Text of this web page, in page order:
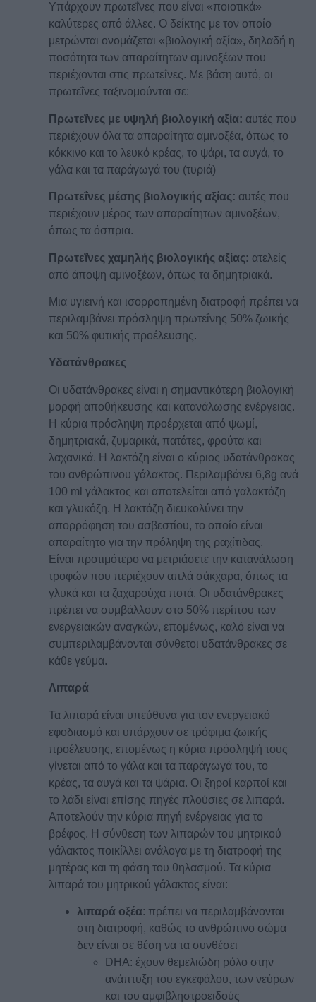
Υπάρχουν πρωτεΐνες που είναι «ποιοτικά»
καλύτερες από άλλες. Ο δείκτης με τον οποίο
μετρώνται ονομάζεται «βιολογική αξία», δηλαδή η
ποσότητα των απαραίτητων αμινοξέων που
περιέχονται στις πρωτεΐνες. Με βάση αυτό, οι
πρωτεΐνες ταξινομούνται σε:
Πρωτεΐνες με υψηλή βιολογική αξία: αυτές που
περιέχουν όλα τα απαραίτητα αμινοξέα, όπως το
κόκκινο και το λευκό κρέας, το ψάρι, τα αυγά, το
γάλα και τα παράγωγά του (τυριά)
Πρωτεΐνες μέσης βιολογικής αξίας: αυτές που
περιέχουν μέρος των απαραίτητων αμινοξέων,
όπως τα όσπρια.
Πρωτεΐνες χαμηλής βιολογικής αξίας: ατελείς
από άποψη αμινοξέων, όπως τα δημητριακά.
Μια υγιεινή και ισορροπημένη διατροφή πρέπει να
περιλαμβάνει πρόσληψη πρωτεΐνης 50% ζωικής
και 50% φυτικής προέλευσης.
Υδατάνθρακες
Οι υδατάνθρακες είναι η σημαντικότερη βιολογική
μορφή αποθήκευσης και κατανάλωσης ενέργειας.
Η κύρια πρόσληψη προέρχεται από ψωμί,
δημητριακά, ζυμαρικά, πατάτες, φρούτα και
λαχανικά. Η λακτόζη είναι ο κύριος υδατάνθρακας
του ανθρώπινου γάλακτος. Περιλαμβάνει 6,8g ανά
100 ml γάλακτος και αποτελείται από γαλακτόζη
και γλυκόζη. Η λακτόζη διευκολύνει την
απορρόφηση του ασβεστίου, το οποίο είναι
απαραίτητο για την πρόληψη της ραχίτιδας.
Είναι προτιμότερο να μετριάσετε την κατανάλωση
τροφών που περιέχουν απλά σάκχαρα, όπως τα
γλυκά και τα ζαχαρούχα ποτά. Οι υδατάνθρακες
πρέπει να συμβάλλουν στο 50% περίπου των
ενεργειακών αναγκών, επομένως, καλό είναι να
συμπεριλαμβάνονται σύνθετοι υδατάνθρακες σε
κάθε γεύμα.
Λιπαρά
Τα λιπαρά είναι υπεύθυνα για τον ενεργειακό
εφοδιασμό και υπάρχουν σε τρόφιμα ζωικής
προέλευσης, επομένως η κύρια πρόσληψή τους
γίνεται από το γάλα και τα παράγωγά του, το
κρέας, τα αυγά και τα ψάρια. Οι ξηροί καρποί και
το λάδι είναι επίσης πηγές πλούσιες σε λιπαρά.
Αποτελούν την κύρια πηγή ενέργειας για το
βρέφος. Η σύνθεση των λιπαρών του μητρικού
γάλακτος ποικίλλει ανάλογα με τη διατροφή της
μητέρας και τη φάση του θηλασμού. Τα κύρια
λιπαρά του μητρικού γάλακτος είναι:
λιπαρά οξέα: πρέπει να περιλαμβάνονται
στη διατροφή, καθώς το ανθρώπινο σώμα
δεν είναι σε θέση να τα συνθέσει
DHA: έχουν θεμελιώδη ρόλο στην
ανάπτυξη του εγκεφάλου, των νεύρων
και του αμφιβληστροειδούς